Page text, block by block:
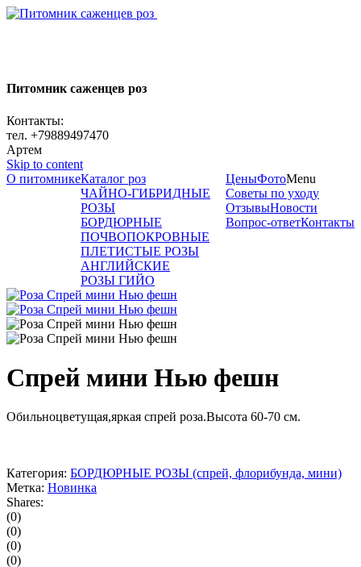
Питомник саженцев роз
Контакты:
тел. +79889497470
Артем
Skip to content
О питомникеКаталог роз
ЧАЙНО-ГИБРИДНЫЕ
РОЗЫ
БОРДЮРНЫЕ
ПОЧВОПОКРОВНЫЕ
ПЛЕТИСТЫЕ РОЗЫ
АНГЛИЙСКИЕ
РОЗЫ ГИЙО
ЦеныФото
Советы по уходу
ОтзывыНовости
Вопрос-ответКонтакты
Menu
Спрей мини Нью фешн
Обильноцветущая,яркая спрей роза.Высота 60-70 см.
Категория: БОРДЮРНЫЕ РОЗЫ (спрей, флорибунда, мини)
Метка: Новинка
Shares:
(0)
(0)
(0)
(0)